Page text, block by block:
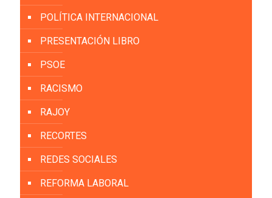
POLÍTICA INTERNACIONAL
PRESENTACIÓN LIBRO
PSOE
RACISMO
RAJOY
RECORTES
REDES SOCIALES
REFORMA LABORAL